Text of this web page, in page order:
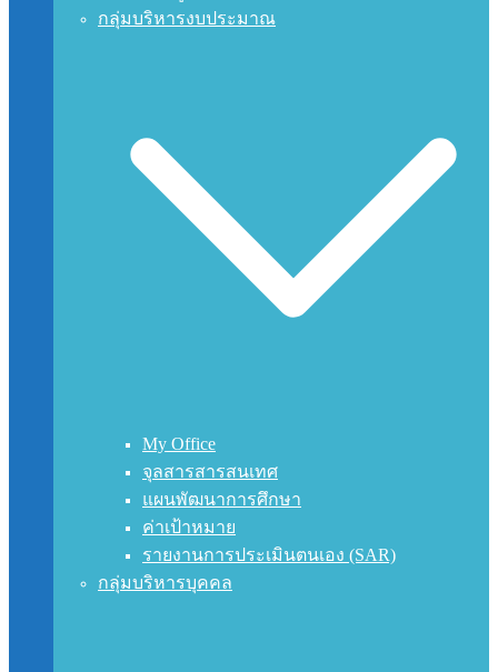
กลุ่มบริหารงบประมาณ
My Office
จุลสารสารสนเทศ
แผนพัฒนาการศึกษา
ค่าเป้าหมาย
รายงานการประเมินตนเอง (SAR)
กลุ่มบริหารบุคคล